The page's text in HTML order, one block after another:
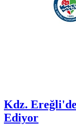
Kdz.
Ediyor